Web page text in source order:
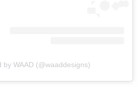
by WAAD (@waaddesigns)